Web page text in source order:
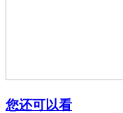
您还可以看